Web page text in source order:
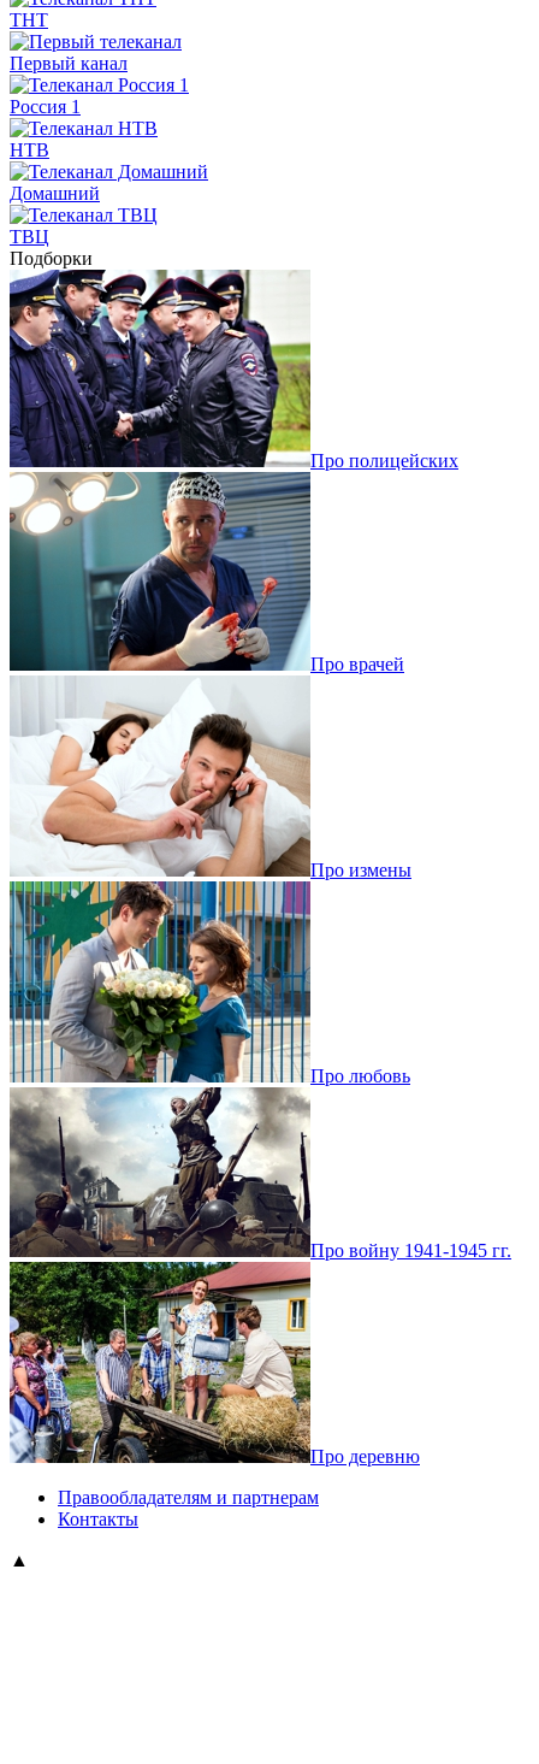
ТНТ
Первый канал
Россия 1
НТВ
Домашний
ТВЦ
Подборки
Про полицейских
Про врачей
Про измены
Про любовь
Про войну 1941-1945 гг.
Про деревню
Правообладателям и партнерам
Контакты
▲